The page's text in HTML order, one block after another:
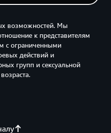
возможностей. Мы
к представителям
с ограниченными
действий и
групп и сексуальной